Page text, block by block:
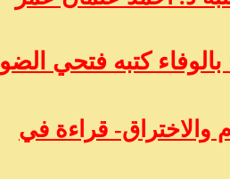
كتبه فتحي الضو
والاختراق- قراءة في